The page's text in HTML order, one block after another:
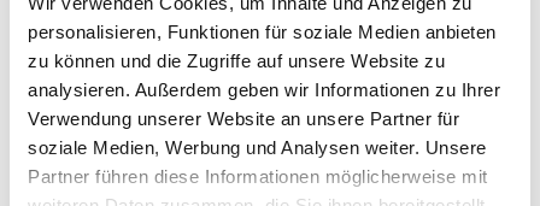
personalisieren, Funktionen für soziale Medien anbieten
zu können und die Zugriffe auf unsere Website zu
analysieren. Außerdem geben wir Informationen zu Ihrer
Verwendung unserer Website an unsere Partner für
soziale Medien, Werbung und Analysen weiter. Unsere
Partner führen diese Informationen möglicherweise mit
OFFENE STELLEN